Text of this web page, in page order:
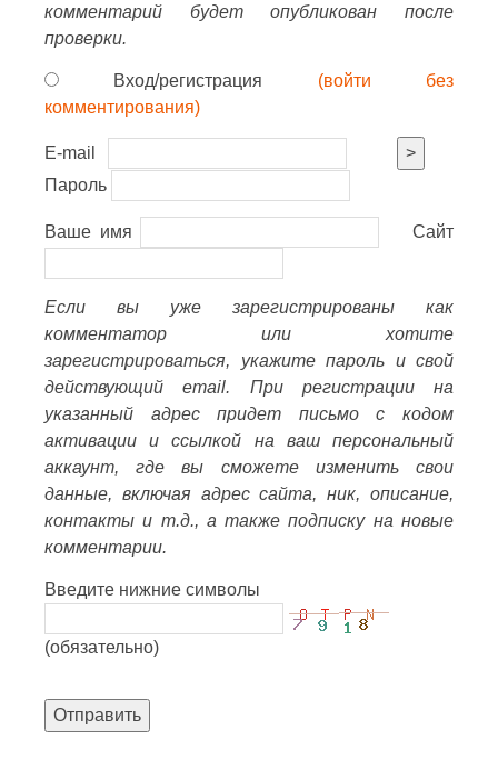
комментарий будет опубликован после
проверки.
Вход/регистрация (войти без
комментирования)
E-mail
>
Пароль
Ваше имя Сайт
Если вы уже зарегистрированы как
комментатор или хотите
зарегистрироваться, укажите пароль и свой
действующий email. При регистрации на
указанный адрес придет письмо с кодом
активации и ссылкой на ваш персональный
аккаунт, где вы сможете изменить свои
данные, включая адрес сайта, ник, описание,
контакты и т.д., а также подписку на новые
комментарии.
Введите нижние символы
(обязательно)
Отправить